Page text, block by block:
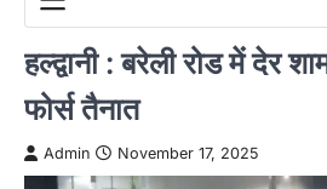
हल्द्वानी : बरेली रोड में देर
फोर्स तैनात
Admin November 17, 2025